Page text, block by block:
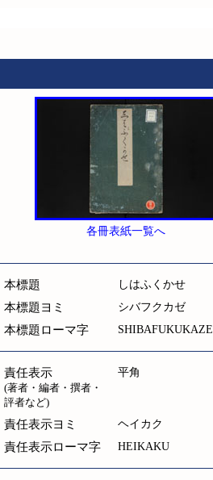
各冊表紙一覧へ
本標題 しはふくかせ
本標題ヨミ シバフクカゼ
本標題ローマ字 SHIBAFUKUKAZE
責任表示
(著者・編者・撰者・
評者など)
平角
責任表示ヨミ ヘイカク
責任表示ローマ字 HEIKAKU